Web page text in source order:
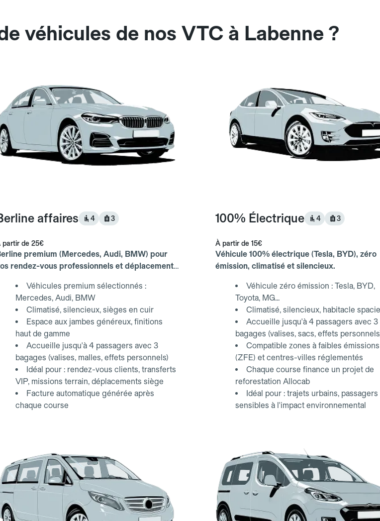
véhicules de nos VTC à Labenne ?
affaires 4 3
partir de 25€
premium (Mercedes, Audi, BMW) pour
rendez-vous professionnels et déplacements
Véhicules premium sélectionnés :
Mercedes, Audi, BMW
Climatisé, silencieux, sièges en cuir
Espace aux jambes généreux, finitions
haut de gamme
Accueille jusqu'à 4 passagers avec 3
bagages (valises, malles, effets personnels)
Idéal pour : rendez-vous clients, transferts
VIP, missions terrain, déplacements siège
Facture automatique générée après
chaque course
100% Électrique 4 3
À partir de 15€
Véhicule 100% électrique (Tesla, BYD), zéro
émission, climatisé et silencieux.
Véhicule zéro émission : Tesla, BYD,
Toyota, MG...
Climatisé, silencieux, habitacle
Accueille jusqu'à 4 passagers avec 3
bagages (valises, sacs, effets
Compatible zones à faibles émissions
(ZFE) et centres-villes réglementés
Chaque course finance un projet de
reforestation Allocab
Idéal pour : trajets urbains, passagers
sensibles à l'impact environnemental